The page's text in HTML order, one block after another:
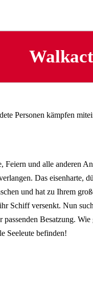
Feiern und alle anderen
Das eisenharte,
und hat zu Ihrem
Schiff versenkt. Nun
Besatzung.
Seeleute befinden!